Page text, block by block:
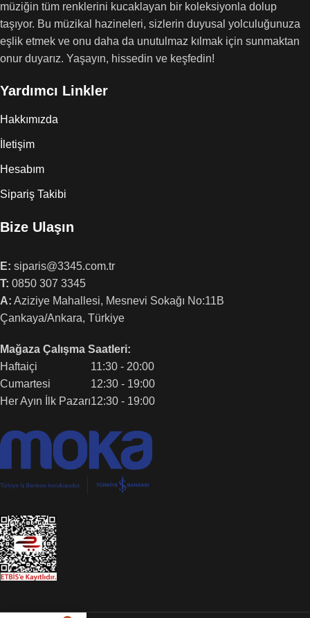
müziğin tüm renklerini kucaklayan bir koleksiyonla dolup
taşıyor. Bu müzikal hazineleri, sizlerin duyusal yolculuğunuza
eşlik etmek ve onu daha da unutulmaz kılmak için sunmaktan
onur duyarız. Yaşayın, hissedin ve keşfedin!
Yardımcı Linkler
Hakkımızda
İletişim
Hesabım
Sipariş Takibi
Bize Ulaşın
E: siparis@3345.com.tr
T: 0850 307 3345
A: Aziziye Mahallesi, Mesnevi Sokağı No:11B
Çankaya/Ankara, Türkiye
Mağaza Çalışma Saatleri:
Haftaiçi
Cumartesi
Her Ayın İlk Pazarı
11:30 - 20:00
12:30 - 19:00
12:30 - 19:00